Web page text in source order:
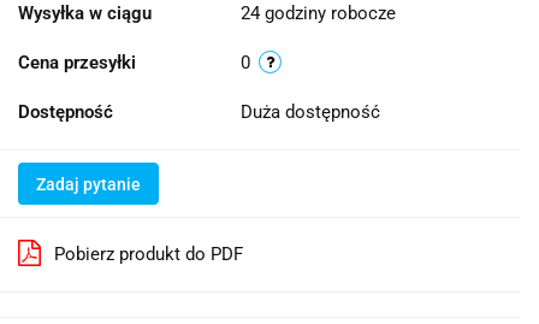
Wysyłka w ciągu 24 godziny robocze
Cena przesyłki 0
Dostępność Duża dostępność
Zadaj pytanie
Pobierz produkt do PDF